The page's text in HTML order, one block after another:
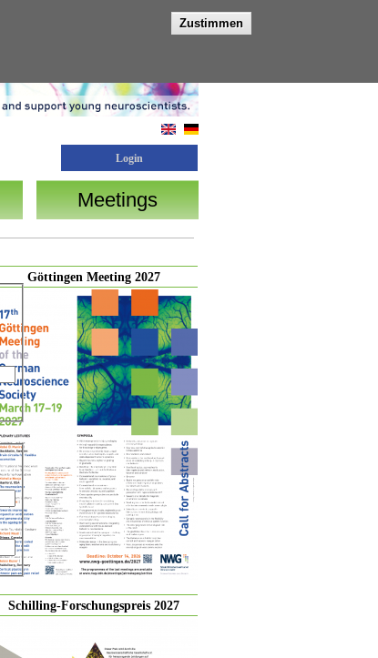
Zustimmen
Login
Meetings
Göttingen Meeting 2027
Schilling-Forschungspreis 2027